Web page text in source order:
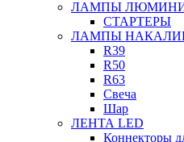
ЛАМПЫ
СТАРТЕРЫ
ЛАМПЫ
R39
R50
R63
Свеча
Шар
ЛЕНТА LED
Коннекторы